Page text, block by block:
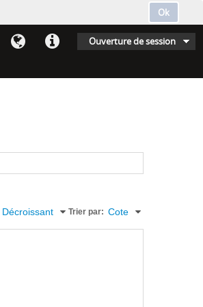
Ok
Ouverture de session
Trier par: Cote
Décroissant